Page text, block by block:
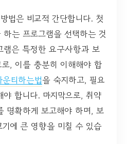
법은 비교적 간단합니다. 첫
는 프로그램을 선택하는 것
램은 특정한 요구사항과 보
, 이를 충분히 이해해야 합
운티하는법을 숙지하고, 필요
합니다. 마지막으로, 취약
명확하게 보고해야 하며, 보
에 큰 영향을 미칠 수 있습